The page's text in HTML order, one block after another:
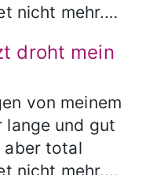
nicht mehr.…
droht mein
von meinem
lange und gut
aber total
nicht mehr.…